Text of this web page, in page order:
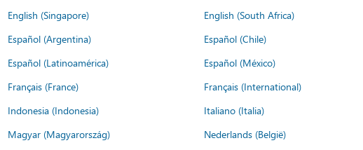
English (Singapore) English (South Africa)
Español (Argentina) Español (Chile)
Español (Latinoamérica) Español (México)
Français (France) Français (International)
Indonesia (Indonesia) Italiano (Italia)
Magyar (Magyarország) Nederlands (België)